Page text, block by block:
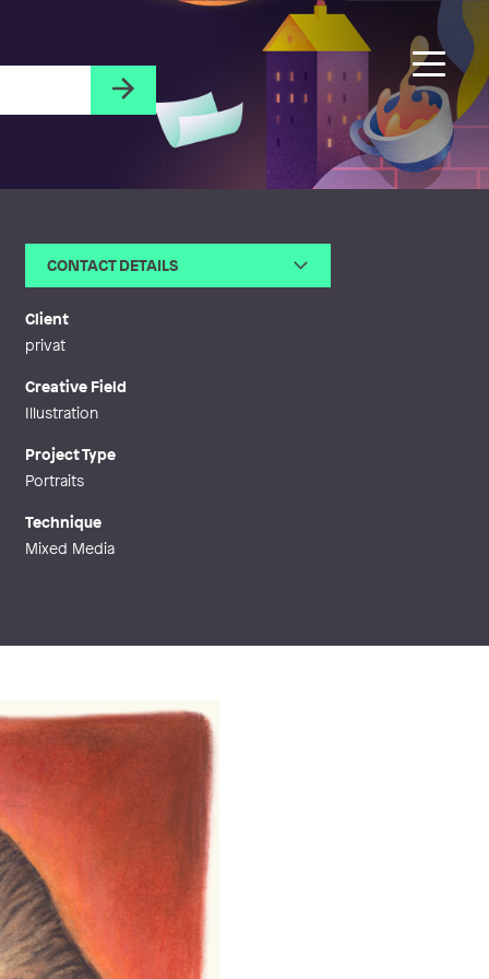
CONTACT DETAILS
Web
Client
privat
Creative Field
Illustration
Project Type
Portraits
Technique
Mixed Media